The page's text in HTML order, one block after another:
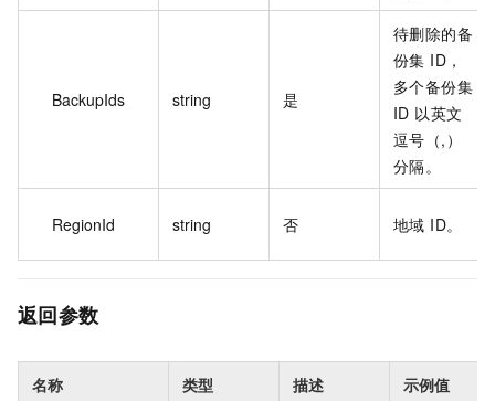
BackupIds string 是
待删除的备
份集 ID，
多个备份集
ID 以英文
逗号（,）
分隔。
RegionId string 否 地域 ID。
返回参数
名称 类型 描述 示例值